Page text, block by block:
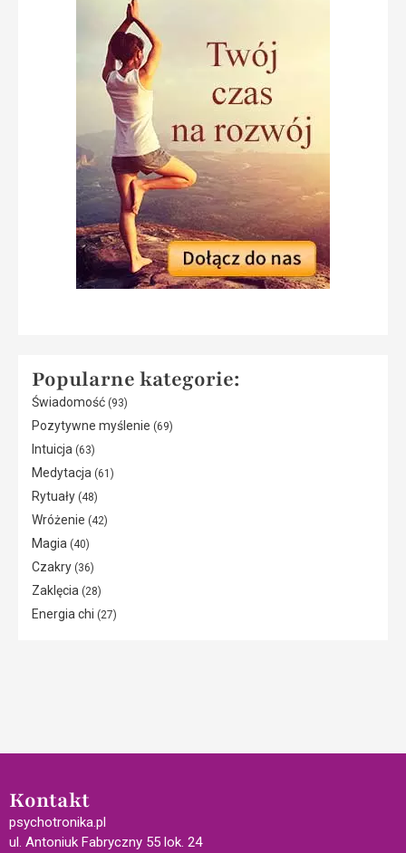
Popularne kategorie:
Świadomość (93)
Pozytywne myślenie (69)
Intuicja (63)
Medytacja (61)
Rytuały (48)
Wróżenie (42)
Magia (40)
Czakry (36)
Zaklęcia (28)
Energia chi (27)
Kontakt
psychotronika.pl
ul. Antoniuk Fabryczny 55 lok. 24